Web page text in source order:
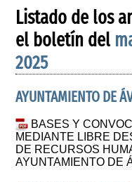
Listado de los
el boletín del
2025
AYUNTAMIENTO DE
BASES Y
MEDIANTE LIBRE
DE RECURSOS
AYUNTAMIENTO DE